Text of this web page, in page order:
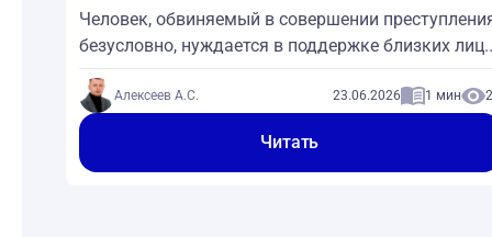
Человек, обвиняемый в совершении
безусловно, нуждается в поддержке близких лиц.
Особенно это необходимо лицу, содержащемуся
под стражей. Родственники и просто близкие
люди готовы оказать непосильную помощь
родному человеку. Однако возникает вопрос:
«Как это сделать?» Ответ ищите в сего
Алексеев А.С. 23.06.2026 1 мин
Читать